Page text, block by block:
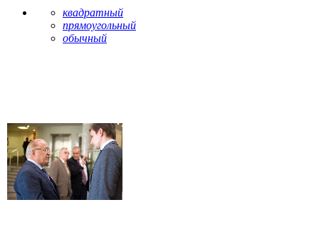
квадратный
прямоугольный
обычный